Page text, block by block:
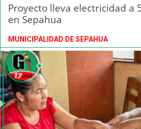
Proyecto lleva electricidad a
en Sepahua
MUNICIPALIDAD DE SEPAHUA